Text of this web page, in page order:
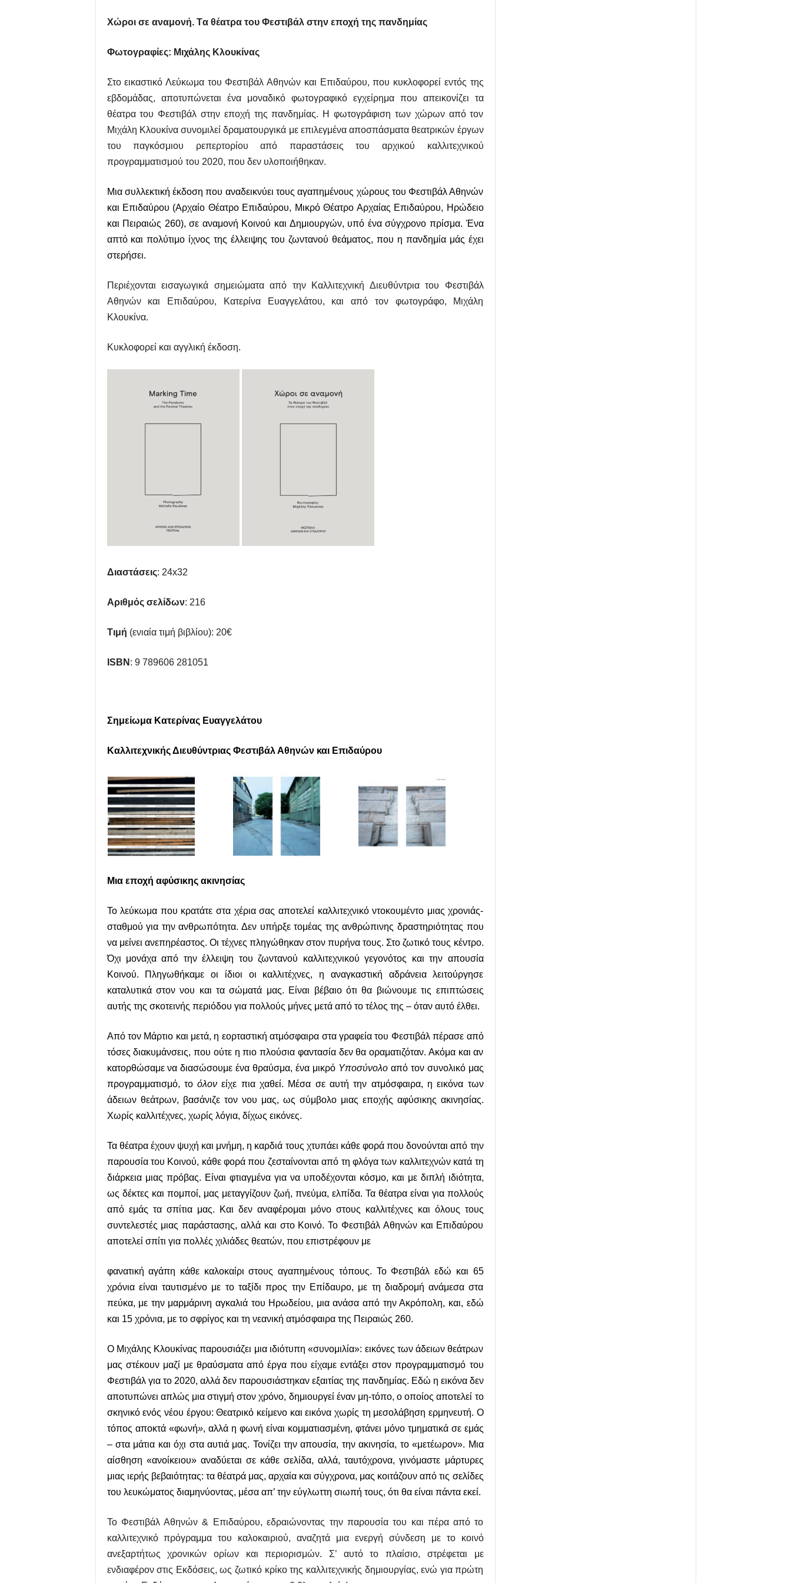
Χώροι σε αναμονή. Tα θέατρα του Φεστιβάλ στην εποχή της πανδημίας
Φωτογραφίες: Μιχάλης Κλουκίνας
Στο εικαστικό Λεύκωμα του Φεστιβάλ Αθηνών και Επιδαύρου, που κυκλοφορεί εντός της
εβδομάδας, αποτυπώνεται ένα μοναδικό φωτογραφικό εγχείρημα που απεικονίζει τα
θέατρα του Φεστιβάλ στην εποχή της πανδημίας. Η φωτογράφιση των χώρων από τον
Μιχάλη Κλουκίνα συνομιλεί δραματουργικά με επιλεγμένα αποσπάσματα θεατρικών έργων
του παγκόσμιου ρεπερτορίου από παραστάσεις του αρχικού καλλιτεχνικού
προγραμματισμού του 2020, που δεν υλοποιήθηκαν.
Μια συλλεκτική έκδοση που αναδεικνύει τους αγαπημένους χώρους του Φεστιβάλ Αθηνών
και Επιδαύρου (Αρχαίο Θέατρο Επιδαύρου, Μικρό Θέατρο Αρχαίας Επιδαύρου, Ηρώδειο
και Πειραιώς 260), σε αναμονή Κοινού και Δημιουργών, υπό ένα σύγχρονο πρίσμα. Ένα
απτό και πολύτιμο ίχνος της έλλειψης του ζωντανού θεάματος, που η πανδημία μάς έχει
στερήσει.
Περιέχονται εισαγωγικά σημειώματα από την Καλλιτεχνική Διευθύντρια του Φεστιβάλ
Αθηνών και Επιδαύρου, Κατερίνα Ευαγγελάτου, και από τον φωτογράφο, Μιχάλη
Κλουκίνα.
Κυκλοφορεί και αγγλική έκδοση.
Διαστάσεις: 24x32
Αριθμός σελίδων: 216
Τιμή (ενιαία τιμή βιβλίου): 20€
ISBN : 9 789606 281051
Σημείωμα Κατερίνας Ευαγγελάτου
Καλλιτεχνικής Διευθύντριας Φεστιβάλ Αθηνών και Επιδαύρου
Μια εποχή αφύσικης ακινησίας
Το λεύκωμα που κρατάτε στα χέρια σας αποτελεί καλλιτεχνικό ντοκουμέντο μιας χρονιάς-
σταθμού για την ανθρωπότητα. Δεν υπήρξε τομέας της ανθρώπινης δραστηριότητας που
να μείνει ανεπηρέαστος. Οι τέχνες πληγώθηκαν στον πυρήνα τους. Στο ζωτικό τους κέντρο.
Όχι μονάχα από την έλλειψη του ζωντανού καλλιτεχνικού γεγονότος και την απουσία
Κοινού. Πληγωθήκαμε οι ίδιοι οι καλλιτέχνες, η αναγκαστική αδράνεια λειτούργησε
καταλυτικά στον νου και τα σώματά μας. Είναι βέβαιο ότι θα βιώνουμε τις επιπτώσεις
αυτής της σκοτεινής περιόδου για πολλούς μήνες μετά από το τέλος της – όταν αυτό έλθει.
Από τον Μάρτιο και μετά, η εορταστική ατμόσφαιρα στα γραφεία του Φεστιβάλ πέρασε από
τόσες διακυμάνσεις, που ούτε η πιο πλούσια φαντασία δεν θα οραματιζόταν. Ακόμα και αν
κατορθώσαμε να διασώσουμε ένα θραύσμα, ένα μικρό Υποσύνολοαπό τον συνολικό μας
προγραμματισμό, τοόλον είχε πια χαθεί. Μέσα σε αυτή την ατμόσφαιρα, η εικόνα των
άδειων θεάτρων, βασάνιζε τον νου μας, ως σύμβολο μιας εποχής αφύσικης ακινησίας.
Χωρίς καλλιτέχνες, χωρίς λόγια, δίχως εικόνες.
Τα θέατρα έχουν ψυχή και μνήμη, η καρδιά τους χτυπάει κάθε φορά που δονούνται από την
παρουσία του Κοινού, κάθε φορά που ζεσταίνονται από τη φλόγα των καλλιτεχνών κατά τη
διάρκεια μιας πρόβας. Είναι φτιαγμένα για να υποδέχονται κόσμο, και με διπλή ιδιότητα,
ως δέκτες και πομποί, μας μεταγγίζουν ζωή, πνεύμα, ελπίδα. Τα θέατρα είναι για πολλούς
από εμάς τα σπίτια μας. Και δεν αναφέρομαι μόνο στους καλλιτέχνες και όλους τους
συντελεστές μιας παράστασης, αλλά και στο Κοινό. Το Φεστιβάλ Αθηνών και Επιδαύρου
αποτελεί σπίτι για πολλές χιλιάδες θεατών, που επιστρέφουν με
φανατική αγάπη κάθε καλοκαίρι στους αγαπημένους τόπους. Το Φεστιβάλ εδώ και 65
χρόνια είναι ταυτισμένο με το ταξίδι προς την Επίδαυρο, με τη διαδρομή ανάμεσα στα
πεύκα, με την μαρμάρινη αγκαλιά του Ηρωδείου, μια ανάσα από την Ακρόπολη, και, εδώ
και 15 χρόνια, με το σφρίγος και τη νεανική ατμόσφαιρα της Πειραιώς 260.
Ο Μιχάλης Κλουκίνας παρουσιάζει μια ιδιότυπη «συνομιλία»: εικόνες των άδειων θεάτρων
μας στέκουν μαζί με θραύσματα από έργα που είχαμε εντάξει στον προγραμματισμό του
Φεστιβάλ για το 2020, αλλά δεν παρουσιάστηκαν εξαιτίας της πανδημίας. Εδώ η εικόνα δεν
αποτυπώνει απλώς μια στιγμή στον χρόνο, δημιουργεί έναν μη-τόπο, ο οποίος αποτελεί το
σκηνικό ενός νέου έργου: Θεατρικό κείμενο και εικόνα χωρίς τη μεσολάβηση ερμηνευτή. Ο
τόπος αποκτά «φωνή», αλλά η φωνή είναι κομματιασμένη, φτάνει μόνο τμηματικά σε εμάς
– στα μάτια και όχι στα αυτιά μας. Τονίζει την απουσία, την ακινησία, το «μετέωρον». Μια
αίσθηση «ανοίκειου» αναδύεται σε κάθε σελίδα, αλλά, ταυτόχρονα, γινόμαστε μάρτυρες
μιας ιερής βεβαιότητας: τα θέατρά μας, αρχαία και σύγχρονα, μας κοιτάζουν από τις σελίδες
του λευκώματος διαμηνύοντας, μέσα απ’ την εύγλωττη σιωπή τους, ότι θα είναι πάντα εκεί.
Το Φεστιβάλ Αθηνών & Επιδαύρου, εδραιώνοντας την παρουσία του και πέρα από το
καλλιτεχνικό πρόγραμμα του καλοκαιριού, αναζητά μια ενεργή σύνδεση με το κοινό
ανεξαρτήτως χρονικών ορίων και περιορισμών. Σ’ αυτό το πλαίσιο, στρέφεται με
ενδιαφέρον στις Εκδόσεις, ως ζωτικό κρίκο της καλλιτεχνικής δημιουργίας, ενώ για πρώτη